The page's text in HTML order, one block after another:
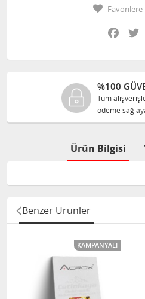
Favorilere
%100
Tüm
ödeme
Ürün Bilgisi
Benzer Ürünler
KAMPANYALI